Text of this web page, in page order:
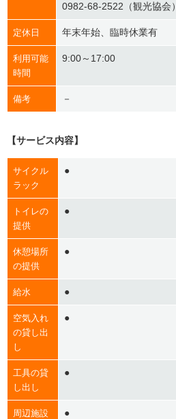
0982-68-2522（観光協会）
定休日 年末年始、臨時休業有
利用可能
時間
9:00～17:00
備考 －
【サービス内容】
サイクル
ラック
●
トイレの
提供
●
休憩場所
の提供
●
給水 ●
空気入れ
の貸し出
し
●
工具の貸
し出し
●
周辺施設
●